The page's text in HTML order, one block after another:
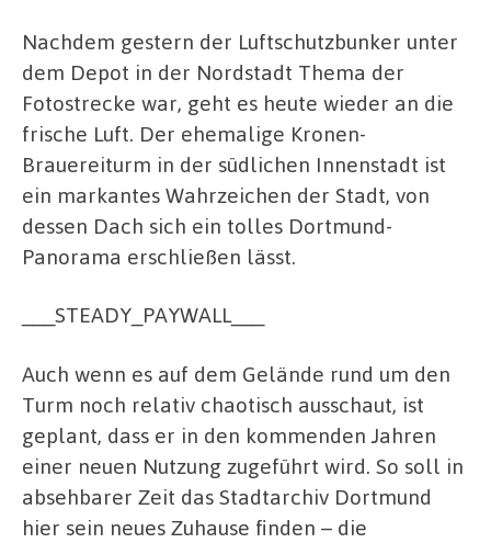
Nachdem gestern der Luftschutzbunker unter
dem Depot in der Nordstadt Thema der
Fotostrecke war, geht es heute wieder an die
frische Luft. Der ehemalige Kronen-
Brauereiturm in der südlichen Innenstadt ist
ein markantes Wahrzeichen der Stadt, von
dessen Dach sich ein tolles Dortmund-
Panorama erschließen lässt.
___STEADY_PAYWALL___
Auch wenn es auf dem Gelände rund um den
Turm noch relativ chaotisch ausschaut, ist
geplant, dass er in den kommenden Jahren
einer neuen Nutzung zugeführt wird. So soll in
absehbarer Zeit das Stadtarchiv Dortmund
hier sein neues Zuhause finden – die